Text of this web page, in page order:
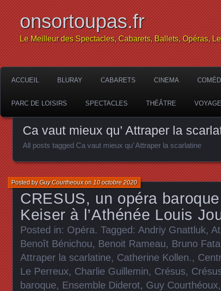
onsortoupas.fr
Le Meilleur des Spectacles, Cabarets, Ballets, Opéras,
ACCUEIL BLURAY CABARETS CINEMA
PARC DE LOISIRS SPECTACLES THÉÂTRE
Ca vaut mieux qu’ Attraper la
All posts tagged Ca vaut mieux qu’ Attraper la scarlatine
CRESUS, un opéra
Keiser à l’Athénée Louis
Posted byGuy Courtheouxon 10 octobre 2020
Posted in: Opéra. Tagged: Andriy Gnattluk,
Benoît Bénichou, Benoit Rameau, Bruno
Attraper la scarlatine, Catherine Kollen.,
Le Perreux, Charlie Guillemin, Crésus,
baroque, Ensemble Diderot, Guy Courthéoux